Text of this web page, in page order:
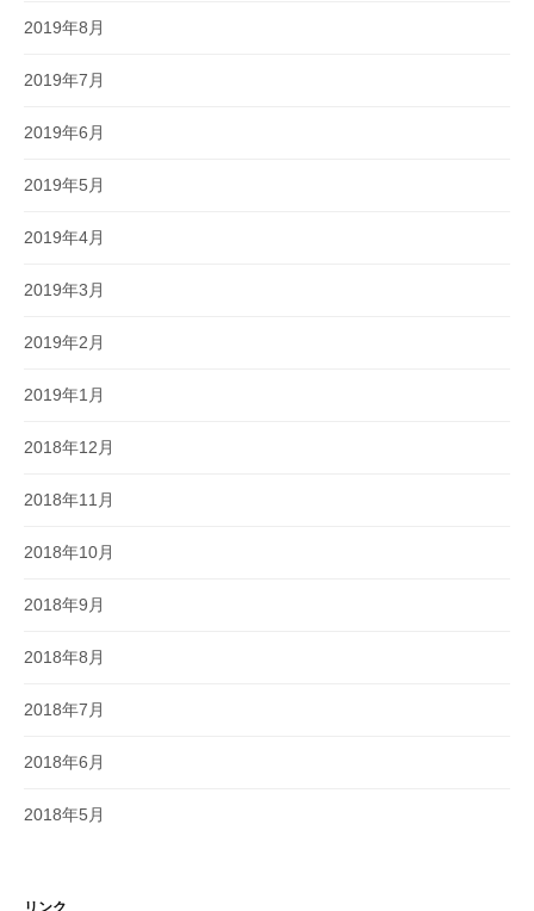
2019年8月
2019年7月
2019年6月
2019年5月
2019年4月
2019年3月
2019年2月
2019年1月
2018年12月
2018年11月
2018年10月
2018年9月
2018年8月
2018年7月
2018年6月
2018年5月